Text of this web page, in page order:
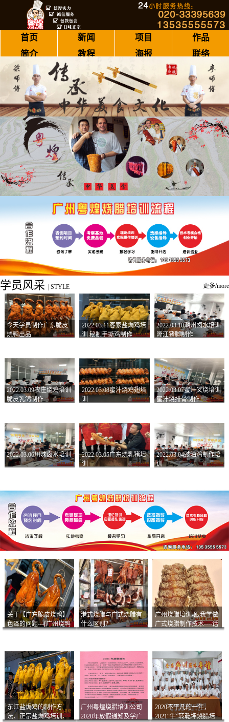
首页 新闻 项目
作品
简介
教程 海报 联络
学员风采 STYLE 更多/more
今天学员制作广东脆皮
烧鸭出品
2022.03.11客家盐焗鸡培
训 秘制手撕鸡制作
2022.03.10潮州卤水培训
隆江猪脚制作
2022.03.09农庄烧鸡培训
脆皮乳鸽制作
2022.03.08蜜汁烧鸡翅培
训
2022.03.07蜜汁叉烧培训
蜜汁烧排骨制作
2022.03.06川味卤水培训
2022.03.05广东烧乳猪培
训
2022.03.04豉油鸡制作培
训
关于【广东脆皮烧鸭】
色泽的问题---[广州烧鸭
港式烧腊与广式烧腊有
什么区别？
广州烧腊培训-跟我学做
广式烧腊制作技术----话
东江盐焗鸡的制作方
法、正宗盐焗鸡培训、
广州粤煌烧腊培训公司
2020年放假通知及学广
2020不平凡的一年，
2021“牛”转乾坤烧腊培